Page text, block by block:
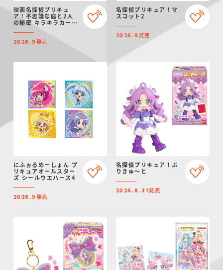
映画名探偵プリキュ
ア！不思議な庭と2人
の秘密 キラキラカード
2026.9発売
名探偵プリキュア！マ
スコット2
2026.9発売
にふぉるめーしょん プ
リキュアオールスター
ズ シールウエハース4
2026.9発売
名探偵プリキュア！ぷ
りきゅ～と
2026.8.31発売